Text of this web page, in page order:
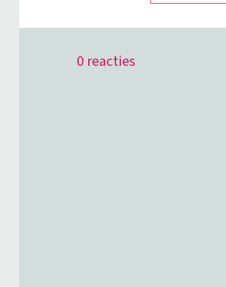
0 reacties